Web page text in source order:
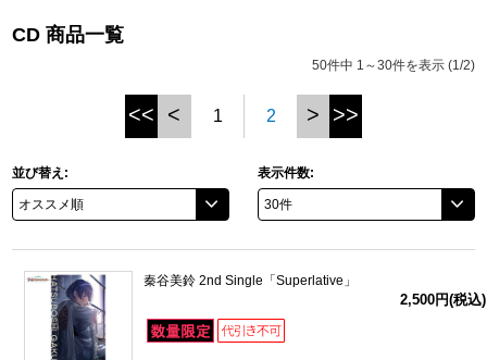
ナムコクラシック
ガンダムシリーズ
ドラゴンボール
ラブライブ！
ラブライブ！サンシャイン‼
CD 商品一覧
50件中 1～30件を表示 (1/2)
<< < 1 2 > >>
並び替え: 表示件数:
秦谷美鈴 2nd Single「Superlative」
2,500円(税込)